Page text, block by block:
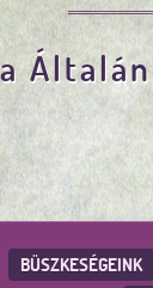
BÜSZKESÉGEINK